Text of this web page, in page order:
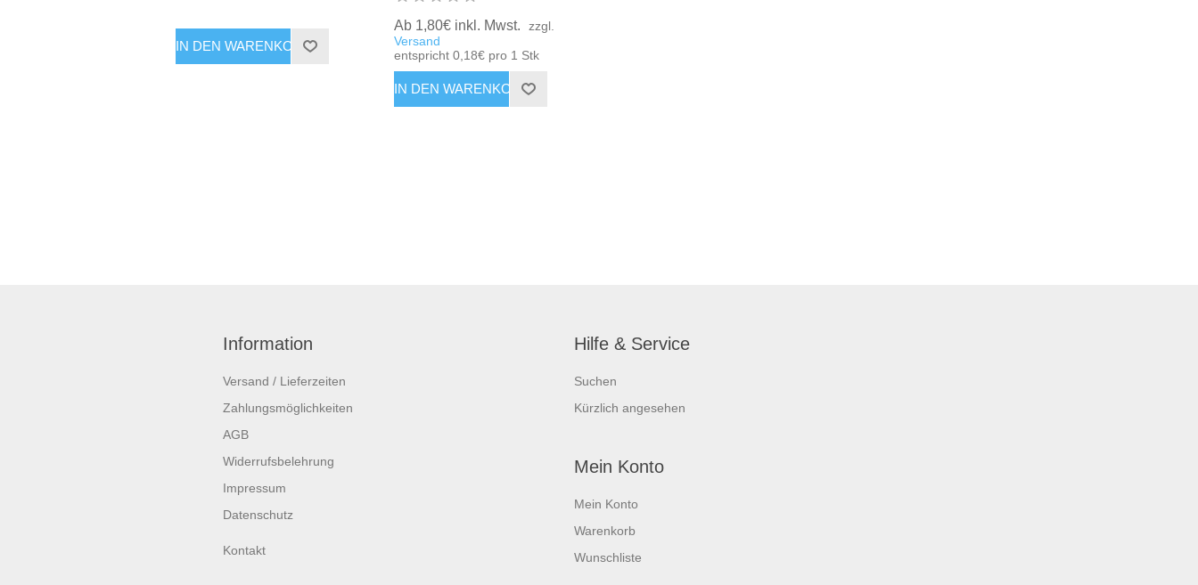
Ab 1,80€ inkl. Mwst.
zzgl.
Versand
entspricht 0,18€ pro 1 Stk
Information
Versand / Lieferzeiten
Zahlungsmöglichkeiten
AGB
Widerrufsbelehrung
Impressum
Datenschutz
Kontakt
Hilfe & Service
Suchen
Kürzlich angesehen
Mein Konto
Mein Konto
Warenkorb
Wunschliste